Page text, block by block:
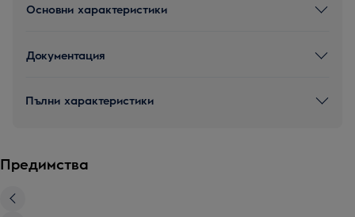
Основни характеристики
Документация
Пълни характеристики
Предимства